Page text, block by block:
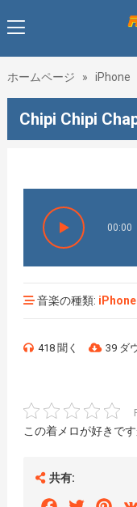
ホームページ » iPhone
Chipi Chipi
00:00
音楽の種類: iPhone
418 聞く 39 ダ
この着メロが好きです
共有: